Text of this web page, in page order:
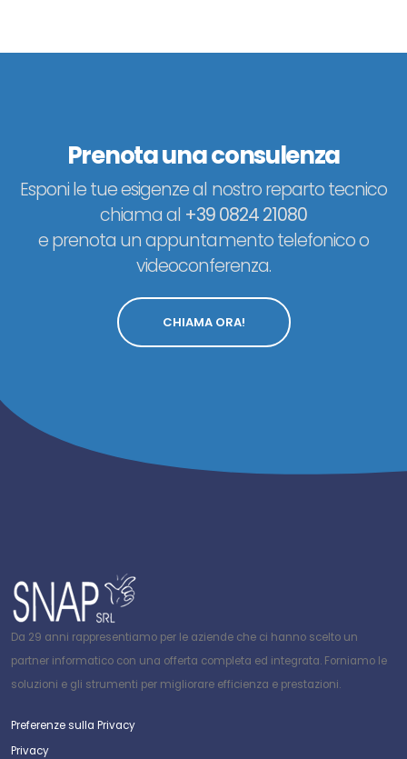
Prenota una consulenza
Esponi le tue esigenze al nostro reparto tecnico
chiama al +39 0824 21080
e prenota un appuntamento telefonico o
videoconferenza.
CHIAMA ORA!
Da 29 anni rappresentiamo per le aziende che ci hanno scelto un
partner informatico con una offerta completa ed integrata. Forniamo le
soluzioni e gli strumenti per migliorare efficienza e prestazioni.
Preferenze sulla Privacy
Privacy